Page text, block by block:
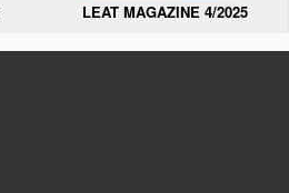
LEAT MAGAZINE 4/2025